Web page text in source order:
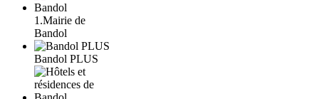
1.Mairie de
Bandol
Bandol PLUS